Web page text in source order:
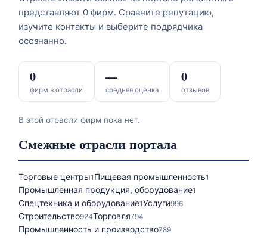
представляют 0 фирм. Сравните репутацию,
изучите контакты и выберите подрядчика
осознанно.
фирм в отрасли
0
средняя оценка
—
отзывов
0
В этой отрасли фирм пока нет.
Смежные отрасли портала
Торговые центры1 Пищевая промышленность1
Промышленная продукция, оборудование1
Спецтехника и оборудование1Услуги996
Строительство924Торговля794
Промышленность и производство789